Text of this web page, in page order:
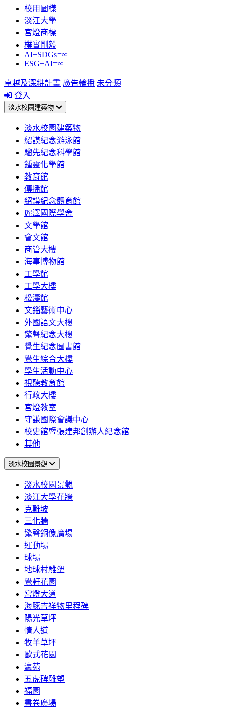
校用圖樣
淡江大學
宮燈商標
樸實剛毅
AI+SDGs=∞
ESG+AI=∞
卓越及深耕計畫 廣告輪播 未分類
登入
淡水校園建築物
淡水校園建築物
紹謨紀念游泳館
騮先紀念科學館
鍾靈化學館
教育館
傳播館
紹謨紀念體育館
麗澤國際學舍
文學館
會文館
商管大樓
海事博物館
工學館
工學大樓
松濤館
文錙藝術中心
外國語文大樓
驚聲紀念大樓
覺生紀念圖書館
覺生綜合大樓
學生活動中心
視聽教育館
行政大樓
宮燈教室
守謙國際會議中心
校史館暨張建邦創辦人紀念館
其他
淡水校園景觀
淡水校園景觀
淡江大學花牆
克難坡
三化牆
驚聲銅像廣場
運動場
球場
地球村雕塑
覺軒花園
宮燈大道
海豚吉祥物里程碑
陽光草坪
情人道
牧羊草坪
歐式花園
瀛苑
五虎碑雕塑
福園
書卷廣場